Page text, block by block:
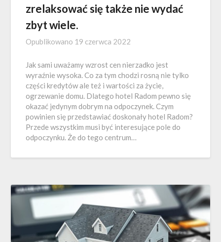
zrelaksować się także nie wydać
zbyt wiele.
Opublikowano 19 czerwca 2022
Jak sami uważamy wzrost cen nierzadko jest
wyraźnie wysoka. Co za tym chodzi rosną nie tylko
części kredytów ale też i wartości za życie,
ogrzewanie domu. Dlatego hotel Radom pewno się
okazać jedynym dobrym na odpoczynek. Czym
powinien się przedstawiać doskonały hotel Radom?
Przede wszystkim musi być interesujące pole do
odpoczynku. Że do tego centrum…